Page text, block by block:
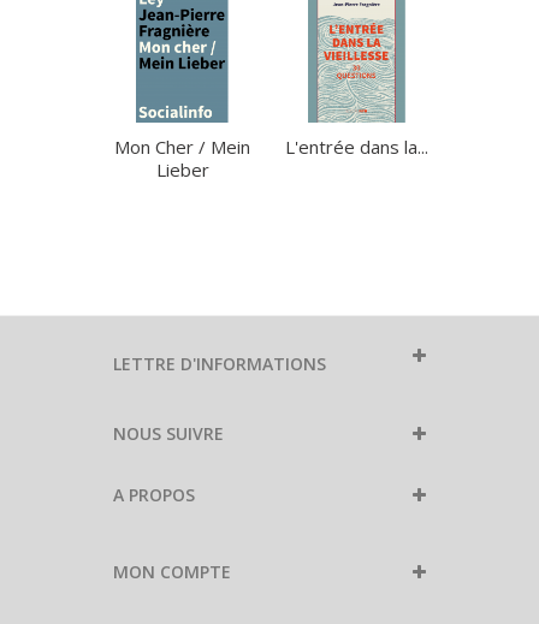
Mon Cher / Mein
Lieber
L'entrée dans la...
LETTRE D'INFORMATIONS
NOUS SUIVRE
A PROPOS
MON COMPTE